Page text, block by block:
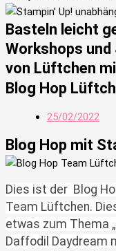
Basteln leicht
Workshops
von Lüftchen
Blog Hop
25/02/2022
Blog Hop mit
Dies ist der Blog
Team Lüftchen.
etwas zum Thema
Daffodil Daydream